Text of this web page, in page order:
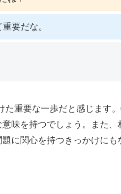
要だな。
重要な一歩だと感じます
味を持つでしょう。また
に関心を持つきっかけにも